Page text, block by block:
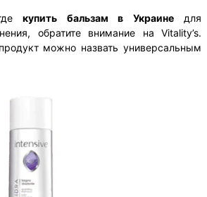
купить бальзам в Украинедля
обратите внимание на Vitality’s.
можно назвать универсальным